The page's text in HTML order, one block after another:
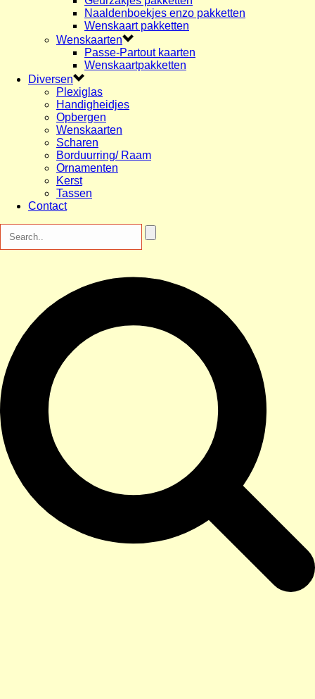
Naaldenboekjes enzo pakketten
Wenskaart pakketten
Wenskaarten
Passe-Partout kaarten
Wenskaartpakketten
Diversen
Plexiglas
Handigheidjes
Opbergen
Wenskaarten
Scharen
Borduurring/ Raam
Ornamenten
Kerst
Tassen
Contact